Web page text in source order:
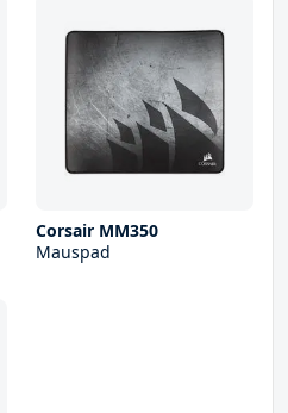
Corsair MM350
Mauspad